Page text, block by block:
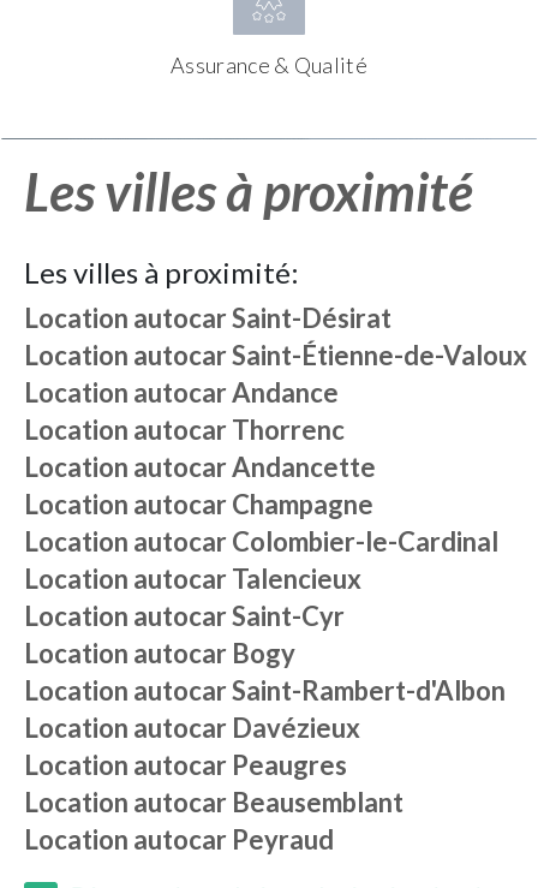
Assurance & Qualité
Les villes à proximité
Les villes à proximité:
Location autocarSaint-Désirat
Location autocarSaint-Étienne-de-Valoux
Location autocarAndance
Location autocarThorrenc
Location autocarAndancette
Location autocarChampagne
Location autocarColombier-le-Cardinal
Location autocarTalencieux
Location autocarSaint-Cyr
Location autocar Bogy
Location autocarSaint-Rambert-d'Albon
Location autocar Davézieux
Location autocar Peaugres
Location autocar Beausemblant
Location autocar Peyraud